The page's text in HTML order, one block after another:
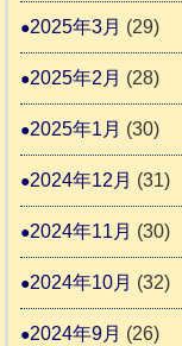
2025年3月 (29)
2025年2月 (28)
2025年1月 (30)
2024年12月 (31)
2024年11月 (30)
2024年10月 (32)
2024年9月 (26)